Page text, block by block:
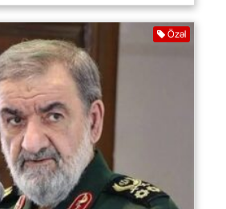
Özəl